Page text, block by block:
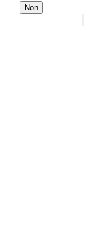
Non